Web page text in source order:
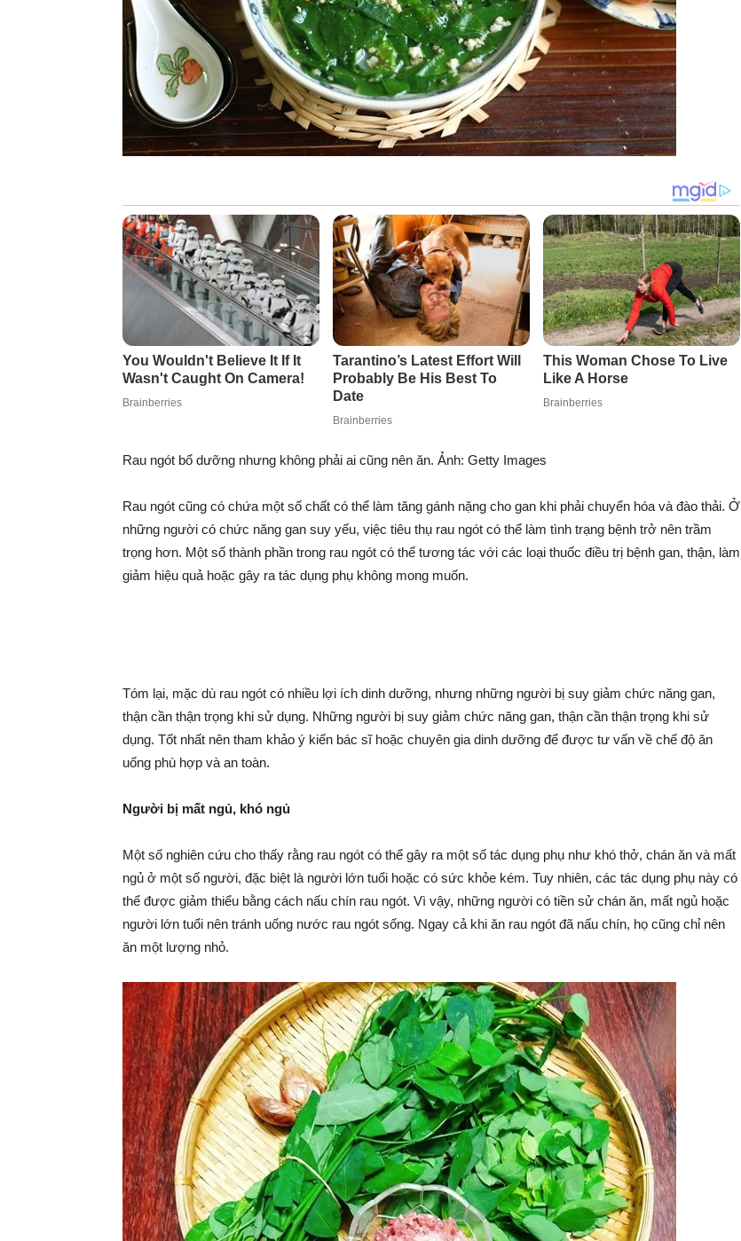
Rau ngót bổ dưỡng nhưng không phải ai cũng nên ăn. Ảnh: Getty Images
Rau ngót cũng có chứa một số chất có thể làm tăng gánh nặng cho gan khi phải chuyển hóa và đào thải. Ở
những người có chức năng gan suy yếu, việc tiêu thụ rau ngót có thể làm tình trạng bệnh trở nên trầm
trọng hơn. Một số thành phần trong rau ngót có thể tương tác với các loại thuốc điều trị bệnh gan, thận, làm
giảm hiệu quả hoặc gây ra tác dụng phụ không mong muốn.
Tóm lại, mặc dù rau ngót có nhiều lợi ích dinh dưỡng, nhưng những người bị suy giảm chức năng gan,
thận cần thận trọng khi sử dụng. Những người bị suy giảm chức năng gan, thận cần thận trọng khi sử
dụng. Tốt nhất nên tham khảo ý kiến bác sĩ hoặc chuyên gia dinh dưỡng để được tư vấn về chế độ ăn
uống phù hợp và an toàn.
Người bị mất ngủ, khó ngủ
Một số nghiên cứu cho thấy rằng rau ngót có thể gây ra một số tác dụng phụ như khó thở, chán ăn và mất
ngủ ở một số người, đặc biệt là người lớn tuổi hoặc có sức khỏe kém. Tuy nhiên, các tác dụng phụ này có
thể được giảm thiểu bằng cách nấu chín rau ngót. Vì vậy, những người có tiền sử chán ăn, mất ngủ hoặc
người lớn tuổi nên tránh uống nước rau ngót sống. Ngay cả khi ăn rau ngót đã nấu chín, họ cũng chỉ nên
ăn một lượng nhỏ.